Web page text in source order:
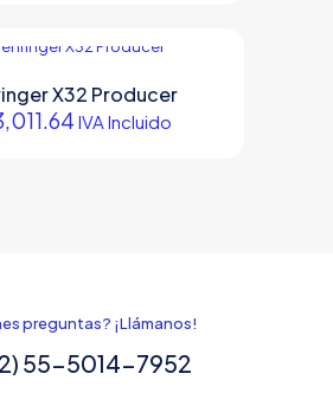
X32 Producer
IVA Incluido
preguntas? ¡Llámanos!
55-5014-7952